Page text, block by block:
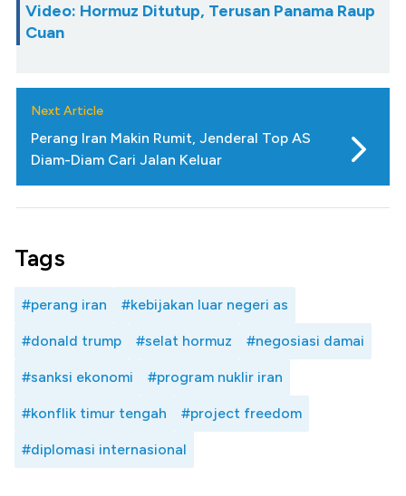
Video: Hormuz Ditutup, Terusan Panama Raup
Cuan
Next Article
Perang Iran Makin Rumit, Jenderal Top AS
Diam-Diam Cari Jalan Keluar
Tags
#perang iran #kebijakan luar negeri as
#donald trump #selat hormuz #negosiasi damai
#sanksi ekonomi #program nuklir iran
#konflik timur tengah #project freedom
#diplomasi internasional